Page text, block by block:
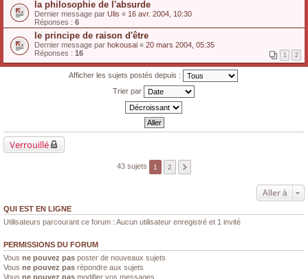
la philosophie de l'absurde
Dernier message par Ulis « 16 avr. 2004, 10:30
Réponses : 6
le principe de raison d'être
Dernier message par hokousai « 20 mars 2004, 05:35
Réponses : 16 1 2
Afficher les sujets postés depuis :
Trier par
Verrouillé
43 sujets 1 2
Aller à
QUI EST EN LIGNE
Utilisateurs parcourant ce forum : Aucun utilisateur enregistré et 1 invité
PERMISSIONS DU FORUM
Vous ne pouvez pas poster de nouveaux sujets
Vous ne pouvez pas répondre aux sujets
Vous ne pouvez pas modifier vos messages